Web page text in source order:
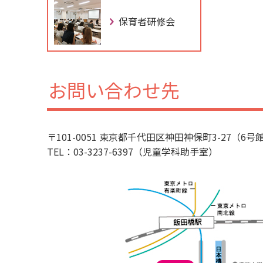
保育者研修会
お問い合わせ先
〒101-0051 東京都千代田区神田神保町3-27（6号
TEL：03-3237-6397（児童学科助手室）